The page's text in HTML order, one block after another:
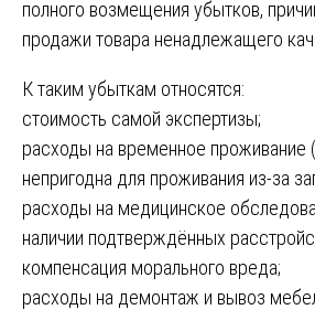
полного возмещения убытков,
продажи товара ненадлежащего
К таким убыткам относятся:
стоимость самой экспертизы;
расходы на временное проживание
непригодна для проживания из-за
расходы на медицинское
наличии подтверждённых
компенсация морального вреда;
расходы на демонтаж и вывоз